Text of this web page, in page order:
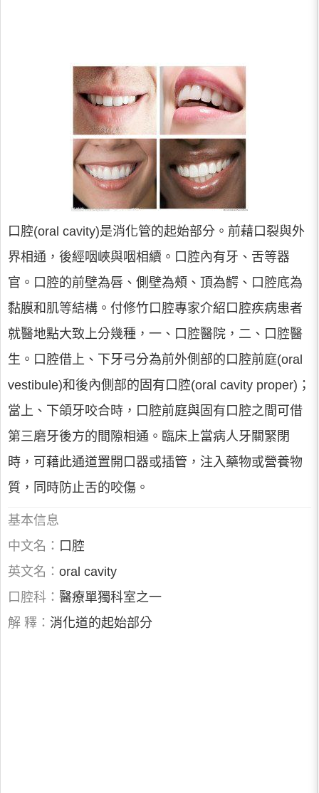
口腔(oral cavity)是消化管的起始部分。前藉口裂與外
界相通，後經咽峽與咽相續。口腔內有牙、舌等器
官。口腔的前壁為唇、側壁為頰、頂為齶、口腔底為
黏膜和肌等結構。付修竹口腔專家介紹口腔疾病患者
就醫地點大致上分幾種，一、口腔醫院，二、口腔醫
生。口腔借上、下牙弓分為前外側部的口腔前庭(oral
vestibule)和後內側部的固有口腔(oral cavity proper)；
當上、下頜牙咬合時，口腔前庭與固有口腔之間可借
第三磨牙後方的間隙相通。臨床上當病人牙關緊閉
時，可藉此通道置開口器或插管，注入藥物或營養物
質，同時防止舌的咬傷。
基本信息
中文名： 口腔
英文名： oral cavity
口腔科： 醫療單獨科室之一
解 釋： 消化道的起始部分